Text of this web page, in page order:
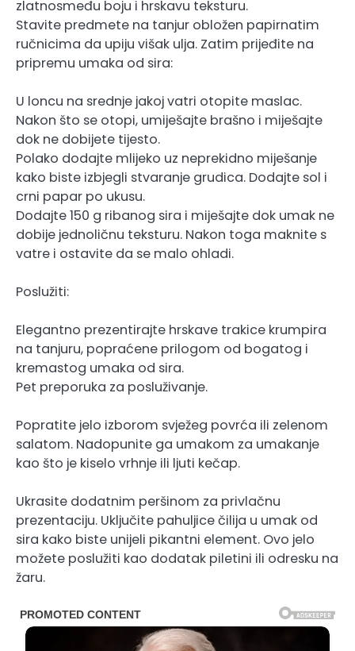
zlatnosmeđu boju i hrskavu teksturu.
Stavite predmete na tanjur obložen papirnatim
ručnicima da upiju višak ulja. Zatim prijeđite na
pripremu umaka od sira:
U loncu na srednje jakoj vatri otopite maslac.
Nakon što se otopi, umiješajte brašno i miješajte
dok ne dobijete tijesto.
Polako dodajte mlijeko uz neprekidno miješanje
kako biste izbjegli stvaranje grudica. Dodajte sol i
crni papar po ukusu.
Dodajte 150 g ribanog sira i miješajte dok umak ne
dobije jednoličnu teksturu. Nakon toga maknite s
vatre i ostavite da se malo ohladi.
Poslužiti:
Elegantno prezentirajte hrskave trakice krumpira
na tanjuru, popraćene prilogom od bogatog i
kremastog umaka od sira.
Pet preporuka za posluživanje.
Popratite jelo izborom svježeg povrća ili zelenom
salatom. Nadopunite ga umakom za umakanje
kao što je kiselo vrhnje ili ljuti kečap.
Ukrasite dodatnim peršinom za privlačnu
prezentaciju. Uključite pahuljice čilija u umak od
sira kako biste unijeli pikantni element. Ovo jelo
možete poslužiti kao dodatak piletini ili odresku na
žaru.